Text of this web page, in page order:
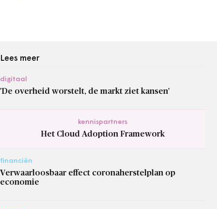
Lees meer
digitaal
'De overheid worstelt, de markt ziet kansen'
kennispartners
Het Cloud Adoption Framework
financiën
Verwaarloosbaar effect coronaherstelplan op
economie